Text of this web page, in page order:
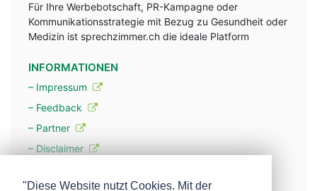
Für Ihre Werbebotschaft, PR-Kampagne oder
Kommunikationsstrategie mit Bezug zu Gesundheit oder
Medizin ist sprechzimmer.ch die ideale Platform
INFORMATIONEN
– Impressum
– Feedback
– Partner
– Disclaimer
"Diese Website nutzt Cookies. Mit der